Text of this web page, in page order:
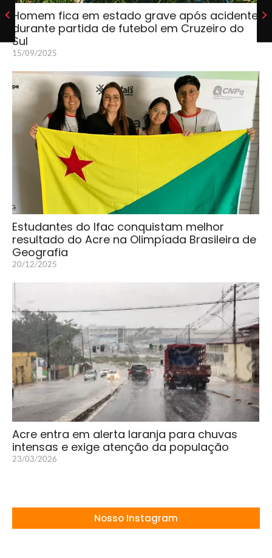
Homem fica em estado grave após acidente
durante partida de futebol em Cruzeiro do
Sul
15/09/2025
Estudantes do Ifac conquistam melhor
resultado do Acre na Olimpíada Brasileira de
Geografia
20/12/2025
Acre entra em alerta laranja para chuvas
intensas e exige atenção da população
23/03/2026
Nosso Instagram